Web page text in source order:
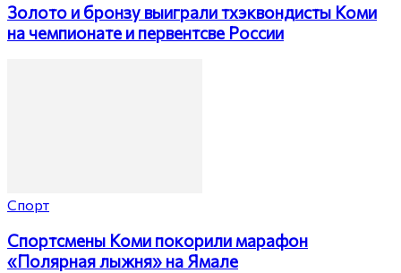
Золото и бронзу выиграли тхэквондисты Коми
на чемпионате и первентсве России
Спорт
Спортсмены Коми покорили марафон
«Полярная лыжня» на Ямале